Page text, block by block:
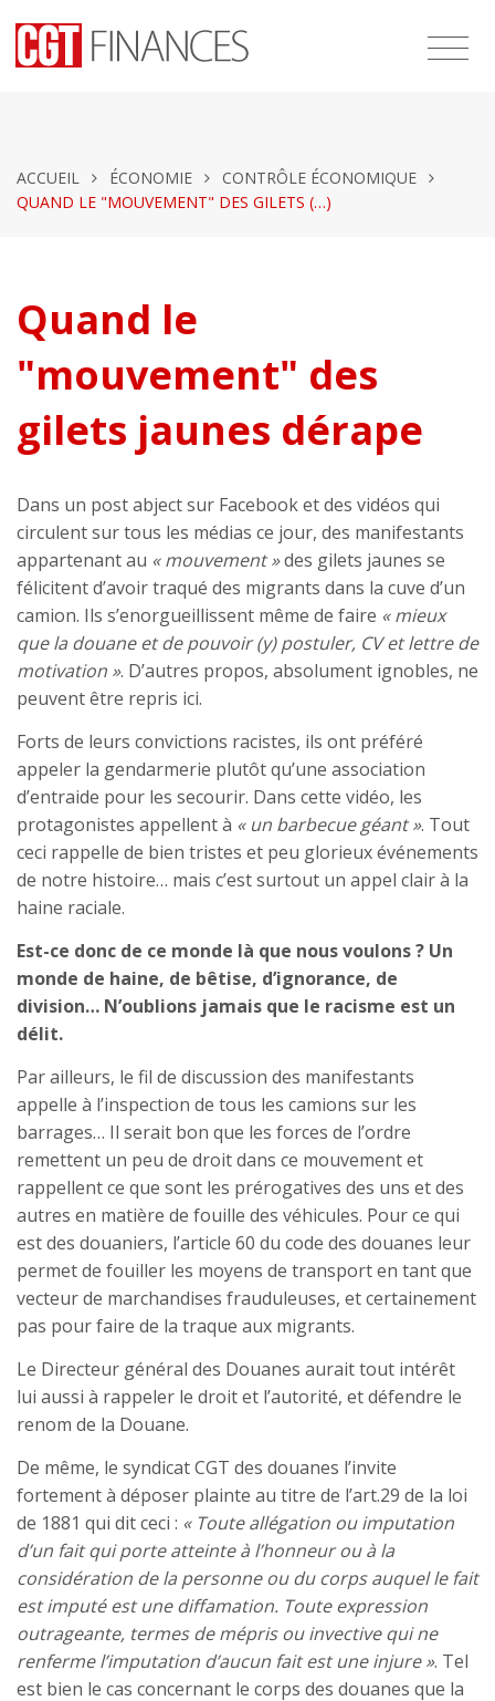
ACCUEIL ÉCONOMIE
CONTRÔLE ÉCONOMIQUE
QUAND LE "MOUVEMENT" DES GILETS (…)
Quand le
"mouvement" des
gilets jaunes dérape
Dans un post abject sur Facebook et des vidéos qui
circulent sur tous les médias ce jour, des manifestants
appartenant au « mouvement »des gilets jaunes se
félicitent d’avoir traqué des migrants dans la cuve d’un
camion. Ils s’enorgueillissent même de faire « mieux
que la douane et de pouvoir (y) postuler, CV et lettre de
motivation ». D’autres propos, absolument ignobles, ne
peuvent être repris ici.
Forts de leurs convictions racistes, ils ont préféré
appeler la gendarmerie plutôt qu’une association
d’entraide pour les secourir. Dans cette vidéo, les
protagonistes appellent à « un barbecue géant ». Tout
ceci rappelle de bien tristes et peu glorieux événements
de notre histoire… mais c’est surtout un appel clair à la
haine raciale.
Est-ce donc de ce monde là que nous voulons ? Un
monde de haine, de bêtise, d’ignorance, de
division… N’oublions jamais que le racisme est un
délit.
Par ailleurs, le fil de discussion des manifestants
appelle à l’inspection de tous les camions sur les
barrages… Il serait bon que les forces de l’ordre
remettent un peu de droit dans ce mouvement et
rappellent ce que sont les prérogatives des uns et des
autres en matière de fouille des véhicules. Pour ce qui
est des douaniers, l’article 60 du code des douanes leur
permet de fouiller les moyens de transport en tant que
vecteur de marchandises frauduleuses, et certainement
pas pour faire de la traque aux migrants.
Le Directeur général des Douanes aurait tout intérêt
lui aussi à rappeler le droit et l’autorité, et défendre le
renom de la Douane.
De même, le syndicat CGT des douanes l’invite
fortement à déposer plainte au titre de l’art.29 de la loi
de 1881 qui dit ceci : « Toute allégation ou imputation
d’un fait qui porte atteinte à l’honneur ou à la
considération de la personne ou du corps auquel le fait
est imputé est une diffamation. Toute expression
outrageante, termes de mépris ou invective qui ne
renferme l’imputation d’aucun fait est une injure ». Tel
est bien le cas concernant le corps des douanes que la